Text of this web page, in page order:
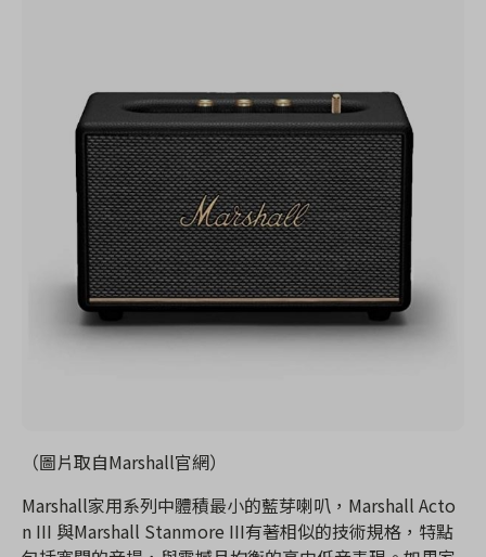
（圖片取自Marshall官網）
Marshall家用系列中體積最小的藍芽喇叭，Marshall Acto
n III 與Marshall Stanmore III有著相似的技術規格，特點